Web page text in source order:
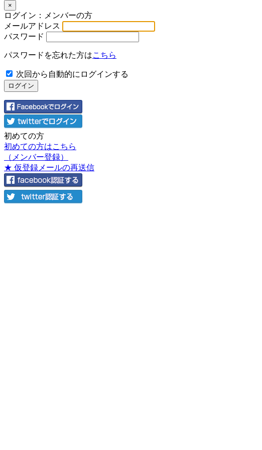
×
ログイン：メンバーの方
メールアドレス
パスワード
パスワードを忘れた方はこちら
次回から自動的にログインする
初めての方
初めての方はこちら
（メンバー登録）
★ 仮登録メールの再送信